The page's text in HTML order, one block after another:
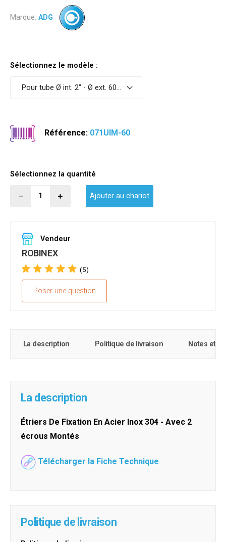
Marque: ADG
Sélectionnez le modèle :
Pour tube Ø int. 2" - Ø ext. 60 - Filetage M8
Référence: 071UIM-60
Sélectionnez la quantité
Ajouter au chariot
Vendeur
ROBINEX
(5)
Poser une question
La description Politique de livraison Notes et
La description
Étriers De Fixation En Acier Inox 304 - Avec 2
écrous Montés
Télécharger la Fiche Technique
Politique de livraison